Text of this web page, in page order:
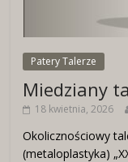
Patery Talerze
Miedziany
18 kwietnia, 2026
Okolicznościowy
(metaloplastyka)